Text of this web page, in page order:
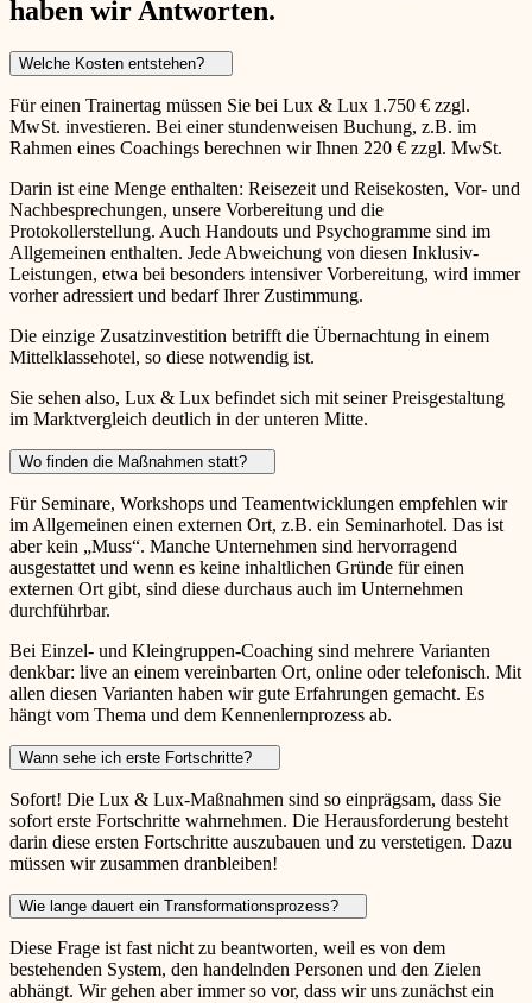
haben wir Antworten.
Welche Kosten entstehen?
Für einen Trainertag müssen Sie bei Lux & Lux 1.750 € zzgl.
MwSt. investieren. Bei einer stundenweisen Buchung, z.B. im
Rahmen eines Coachings berechnen wir Ihnen 220 € zzgl. MwSt.
Darin ist eine Menge enthalten: Reisezeit und Reisekosten, Vor- und
Nachbesprechungen, unsere Vorbereitung und die
Protokollerstellung. Auch Handouts und Psychogramme sind im
Allgemeinen enthalten. Jede Abweichung von diesen Inklusiv-
Leistungen, etwa bei besonders intensiver Vorbereitung, wird immer
vorher adressiert und bedarf Ihrer Zustimmung.
Die einzige Zusatzinvestition betrifft die Übernachtung in einem
Mittelklassehotel, so diese notwendig ist.
Sie sehen also, Lux & Lux befindet sich mit seiner Preisgestaltung
im Marktvergleich deutlich in der unteren Mitte.
Wo finden die Maßnahmen statt?
Für Seminare, Workshops und Teamentwicklungen empfehlen wir
im Allgemeinen einen externen Ort, z.B. ein Seminarhotel. Das ist
aber kein „Muss“. Manche Unternehmen sind hervorragend
ausgestattet und wenn es keine inhaltlichen Gründe für einen
externen Ort gibt, sind diese durchaus auch im Unternehmen
durchführbar.
Bei Einzel- und Kleingruppen-Coaching sind mehrere Varianten
denkbar: live an einem vereinbarten Ort, online oder telefonisch. Mit
allen diesen Varianten haben wir gute Erfahrungen gemacht. Es
hängt vom Thema und dem Kennenlernprozess ab.
Wann sehe ich erste Fortschritte?
Sofort! Die Lux & Lux-Maßnahmen sind so einprägsam, dass Sie
sofort erste Fortschritte wahrnehmen. Die Herausforderung besteht
darin diese ersten Fortschritte auszubauen und zu verstetigen. Dazu
müssen wir zusammen dranbleiben!
Wie lange dauert ein Transformationsprozess?
Diese Frage ist fast nicht zu beantworten, weil es von dem
bestehenden System, den handelnden Personen und den Zielen
abhängt. Wir gehen aber immer so vor, dass wir uns zunächst ein